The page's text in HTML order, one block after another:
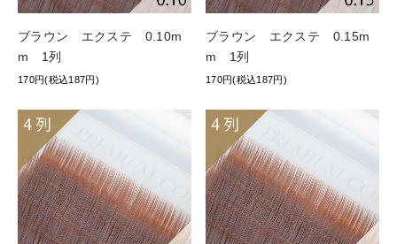
ブラウン エクステ 0.10m
m 1列
170円(税込187円)
ブラウン エクステ 0.15m
m 1列
170円(税込187円)